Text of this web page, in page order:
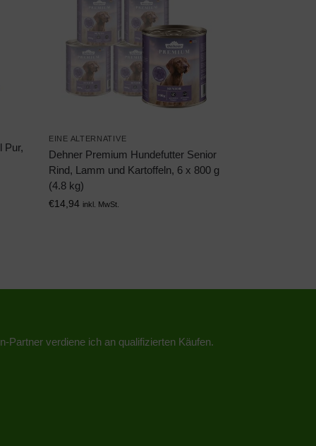
Pur,
EINE ALTERNATIVE
Dehner Premium Hundefutter Senior
Rind, Lamm und Kartoffeln, 6 x 800 g
(4.8 kg)
€14,94 inkl. MwSt.
Partner verdiene ich an qualifizierten Käufen.